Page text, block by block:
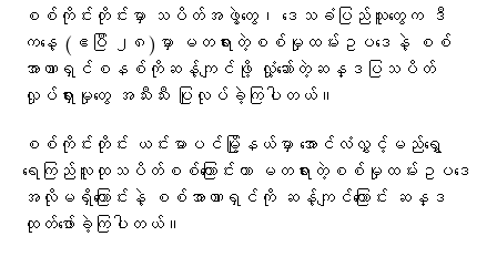
စစ်ကိုင်းတိုင်းမှာ သပိတ်အဖွဲ့တွေ၊ ဒေသခံပြည်သူတွေက ဒီ
ကနေ့ (ဧပြီ ၂၈)မှာ မတရားတဲ့စစ်မှုထမ်းဥပဒေနဲ့ စစ်
အာဏာရှင်စနစ်ကိုဆန့်ကျင်ဖို့ လှုံ့ဆော်တဲ့ဆန္ဒပြသပိတ်
လှုပ်ရှားမှုတွေ အသီးသီး ပြုလုပ်ခဲ့ကြပါတယ်။
စစ်ကိုင်းတိုင်း ယင်းမာပင်မြို့နယ်မှာ အောင်လံလွှင့်မည်ရွှေ
ရေကြည်လူထုသပိတ်စစ်ကြောင်းဟာ မတရားတဲ့စစ်မှုထမ်းဥပဒေ
အလိုမရှိကြောင်းနဲ့ စစ်အာဏာရှင်ကို ဆန့်ကျင်ကြောင်း ဆန္ဒ
ထုတ်ဖော်ခဲ့ကြပါတယ်။